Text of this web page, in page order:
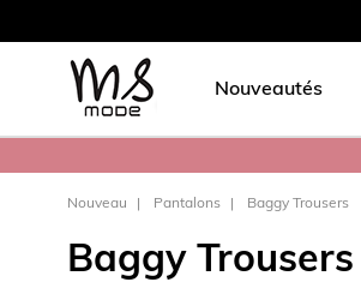
Nouveautés
Nouveau Pantalons Baggy Trousers
Baggy Trousers